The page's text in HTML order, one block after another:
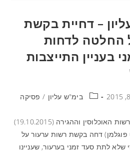
– דחיית בקשת
החלטה לדחות
בעניין התייצבות
בימ"ש עליון / פסיקה
בר"ם 6698/15 וולדמארי נ' רשות האוכלוסין וההגירה (19.10.2015)
דחה בקשת רשות ערעור על
לתת סעד זמני בערעור, שעניינו